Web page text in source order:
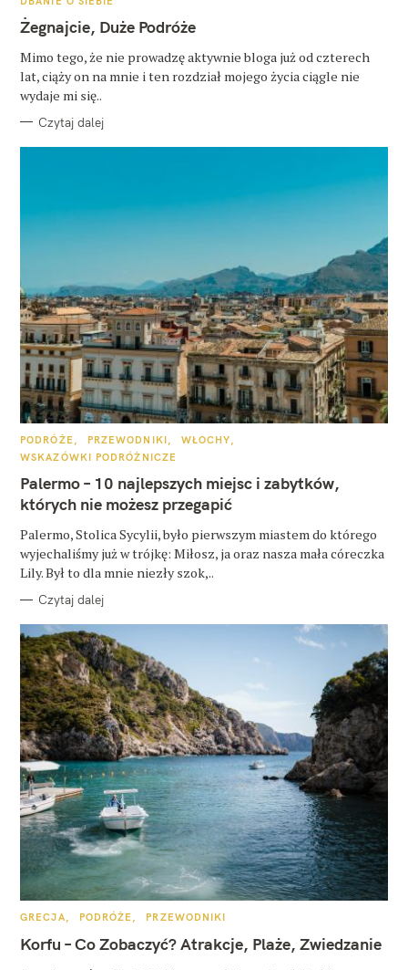
T
E
O
R
I
Żegnajcie, Duże Podróże
Mimo tego, że nie prowadzę aktywnie bloga już od czterech
lat, ciąży on na mnie i ten rozdział mojego życia ciągle nie
wydaje mi się..
Czytaj dalej
K
T
G
R
PODRÓŻE PRZEWODNIKI
WŁOCHY
WSKAZÓWKI PODRÓŻNICZE
Palermo – 10 najlepszych miejsc i zabytków,
których nie możesz przegapić
Palermo, Stolica Sycylii, było pierwszym miastem do którego
wyjechaliśmy już w trójkę: Miłosz, ja oraz nasza mała córeczka
Lily. Był to dla mnie niezły szok,..
Czytaj dalej
K
T
E
GRECJA PODRÓŻE PRZEWODNIKI
Korfu – Co Zobaczyć? Atrakcje, Plaże, Zwiedzanie